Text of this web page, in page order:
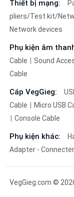
Thiết bị mạng:
pliers/Test kit/
Network devices
Phụ kiện âm
Cable
Sound
Cable
Cáp VegGieg:
Cable
Micro USB
Console Cable
Phụ kiện khác:
Adapter - Connecter
VegGieg.com ©